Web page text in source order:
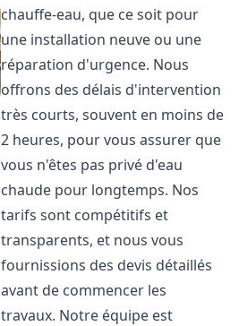
chauffe-eau, que ce soit pour
une installation neuve ou une
réparation d'urgence. Nous
offrons des délais d'intervention
très courts, souvent en moins de
2 heures, pour vous assurer que
vous n'êtes pas privé d'eau
chaude pour longtemps. Nos
tarifs sont compétitifs et
transparents, et nous vous
fournissions des devis détaillés
avant de commencer les
travaux. Notre équipe est